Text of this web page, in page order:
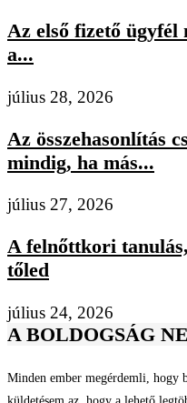
Az első fizető ügyfél
a...
július 28, 2026
Az összehasonlítás
mindig, ha más...
július 27, 2026
A felnőttkori
tőled
július 24, 2026
A BOLDOGSÁG
Minden ember megérdemli, hogy